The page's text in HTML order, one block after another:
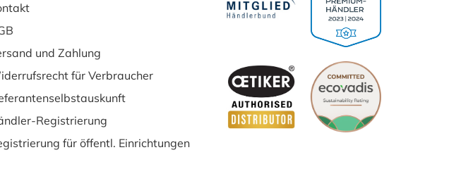
und Zahlung
für Verbraucher
Registrierung
für öffentl. Einrichtungen